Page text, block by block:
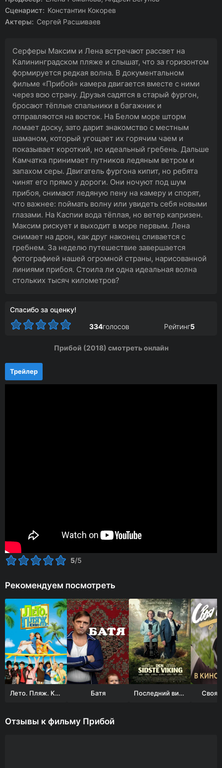
Сценарист: Константин Кокорев
Актеры: Сергей Расшиваев
Серферы Максим и Лена встречают рассвет на
Калининградском пляже и слышат, что за горизонтом
формируется редкая волна. В документальном
фильме «Прибой» камера двигается вместе с ними
через всю страну. Друзья садятся в старый фургон,
бросают тёплые спальники в багажник и
отправляются на восток. На Белом море шторм
ломает доску, зато дарит знакомство с местным
шаманом, который угощает их горячим чаем и
показывает короткий, но идеальный гребень. Дальше
Камчатка принимает путников ледяным ветром и
запахом серы. Двигатель фургона кипит, но ребята
чинят его прямо у дороги. Они ночуют под шум
прибоя, снимают ледяную пену на камеру и спорят,
что важнее: поймать волну или увидеть себя новыми
глазами. На Каспии вода тёплая, но ветер капризен.
Максим рискует и выходит в море первым. Лена
снимает на дрон, как друг наконец сливается с
гребнем. За неделю путешествие завершается
фотографией нашей огромной страны, нарисованной
линиями прибоя. Стоила ли одна идеальная волна
стольких тысяч километров?
Спасибо за оценку!
334голосов Рейтинг5
Прибой (2018) смотреть онлайн
Трейлер
5/5
Рекомендуем посмотреть
Лето. Пляж. Кино Батя Последний викинг Своя
Отзывы к фильму Прибой